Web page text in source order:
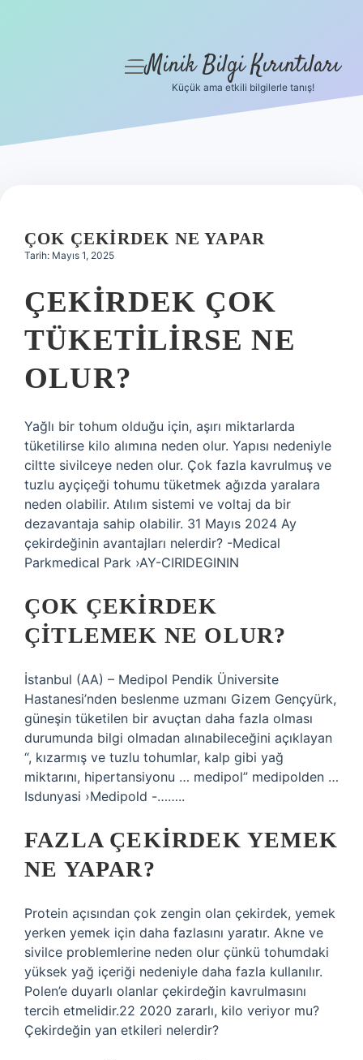
Hakkımızda
menüyü
Minik Bilgi Kırıntıları
Küçük ama etkili bilgilerle tanış!
ÇOK ÇEKIRDEK NE YAPAR
Tarih: Mayıs 1, 2025
ÇEKIRDEK ÇOK
TÜKETILIRSE NE
OLUR?
Yağlı bir tohum olduğu için, aşırı miktarlarda
tüketilirse kilo alımına neden olur. Yapısı nedeniyle
ciltte sivilceye neden olur. Çok fazla kavrulmuş ve
tuzlu ayçiçeği tohumu tüketmek ağızda yaralara
neden olabilir. Atılım sistemi ve voltaj da bir
dezavantaja sahip olabilir. 31 Mayıs 2024 Ay
çekirdeğinin avantajları nelerdir? -Medical
Parkmedical Park ›AY-CIRIDEGININ
ÇOK ÇEKIRDEK
ÇITLEMEK NE OLUR?
İstanbul (AA) – Medipol Pendik Üniversite
Hastanesi’nden beslenme uzmanı Gizem Gençyürk,
güneşin tüketilen bir avuçtan daha fazla olması
durumunda bilgi olmadan alınabileceğini açıklayan
“, kızarmış ve tuzlu tohumlar, kalp gibi yağ
miktarını, hipertansiyonu … medipol” medipolden …
Isdunyasi ›Medipold -……..
FAZLA ÇEKIRDEK YEMEK
NE YAPAR?
Protein açısından çok zengin olan çekirdek, yemek
yerken yemek için daha fazlasını yaratır. Akne ve
sivilce problemlerine neden olur çünkü tohumdaki
yüksek yağ içeriği nedeniyle daha fazla kullanılır.
Polen’e duyarlı olanlar çekirdeğin kavrulmasını
tercih etmelidir.22 2020 zararlı, kilo veriyor mu?
Çekirdeğin yan etkileri nelerdir?